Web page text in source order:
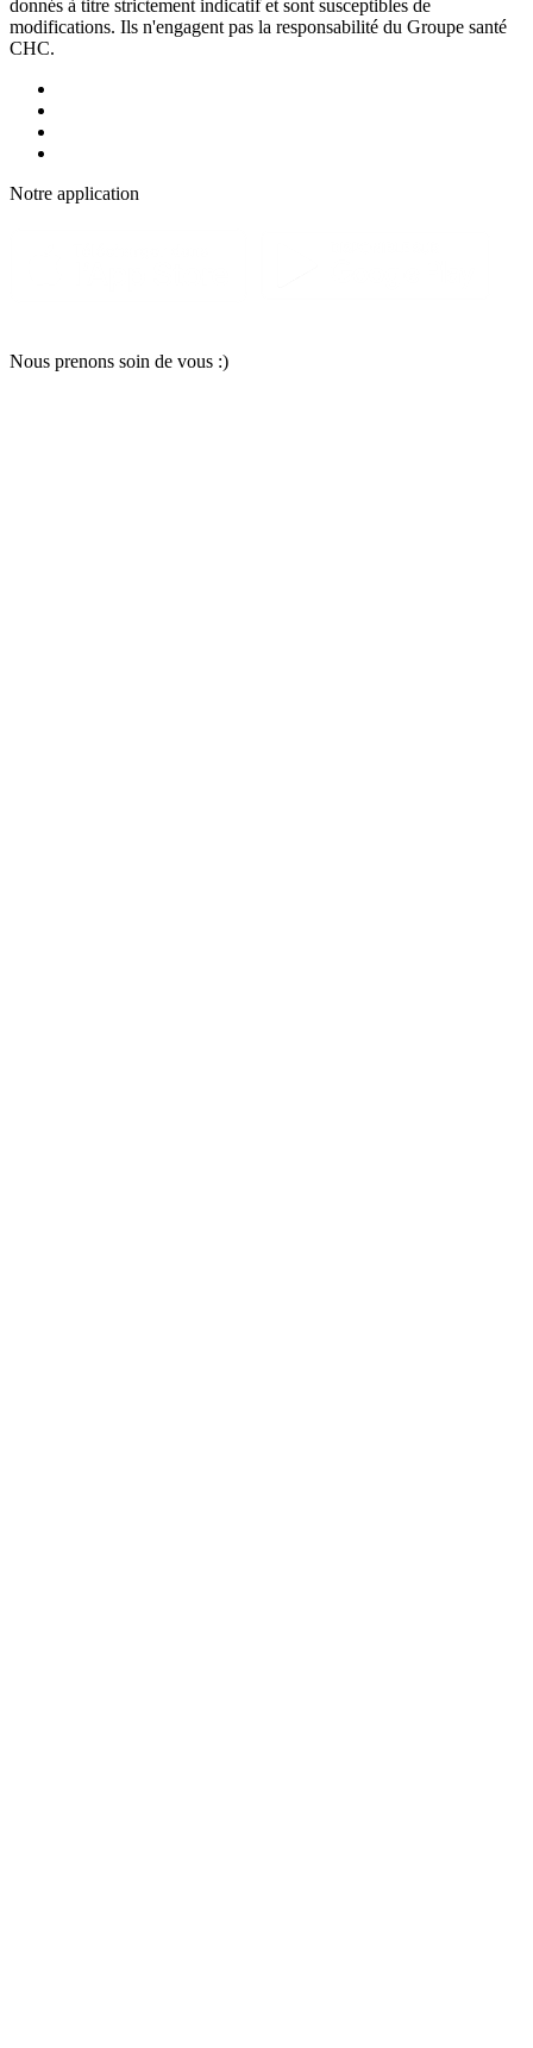
donnés à titre strictement indicatif et sont susceptibles de
modifications. Ils n'engagent pas la responsabilité du Groupe santé
CHC.
Notre application
Nous prenons soin de vous :)